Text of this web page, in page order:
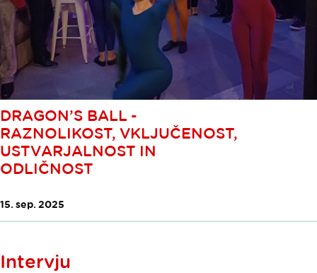
DRAGON’S BALL -
RAZNOLIKOST, VKLJUČENOST,
USTVARJALNOST IN
ODLIČNOST
15. sep. 2025
Intervju